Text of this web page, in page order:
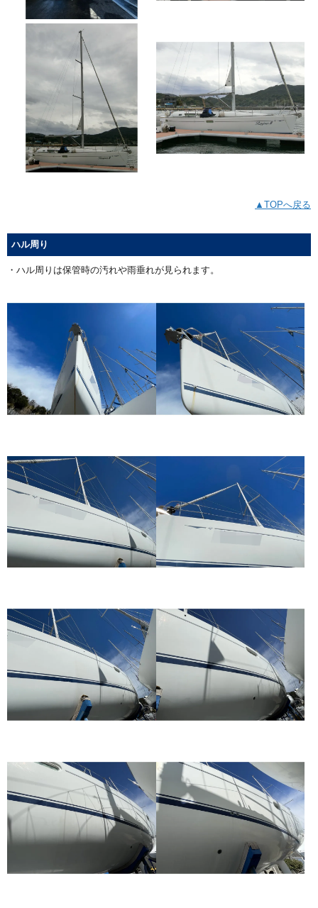
▲TOPへ戻る
ハル周り
・ハル周りは保管時の汚れや雨垂れが見られます。